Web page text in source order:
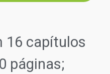
16 capítulos
páginas;